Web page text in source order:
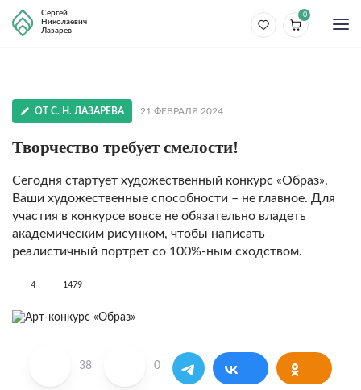
Сергей
Николаевич
Лазарев
0
ОТ С. Н. ЛАЗАРЕВА 21 ФЕВРАЛЯ 2024
Творчество требует смелости!
Сегодня стартует художественный конкурс «Образ».
Ваши художественные способности – не главное. Для
участия в конкурсе вовсе не обязательно владеть
академическим рисунком, чтобы написать
реалистичный портрет со 100%-ным сходством.
4 1479
38 0